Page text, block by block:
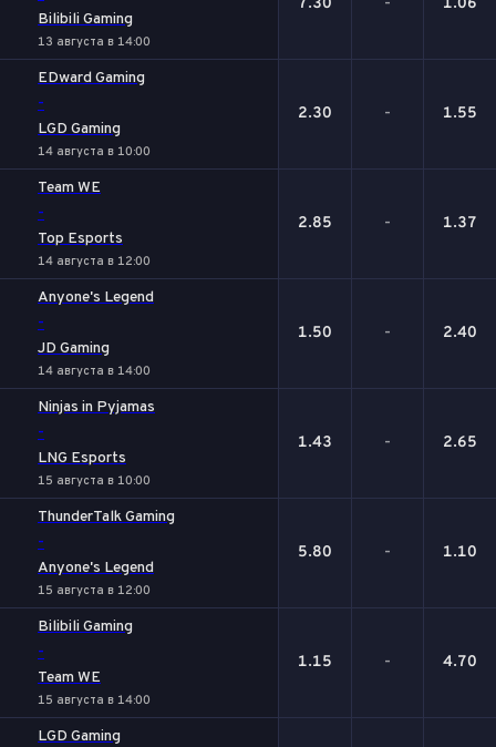
Bilibili Gaming
13 августа в 14:00
7.30 - 1.06
EDward Gaming
-
LGD Gaming
14 августа в 10:00
2.30 - 1.55
Team WE
-
Top Esports
14 августа в 12:00
2.85 - 1.37
Anyone's Legend
-
JD Gaming
14 августа в 14:00
1.50 - 2.40
Ninjas in Pyjamas
-
LNG Esports
15 августа в 10:00
1.43 - 2.65
ThunderTalk Gaming
-
Anyone's Legend
15 августа в 12:00
5.80 - 1.10
Bilibili Gaming
-
Team WE
15 августа в 14:00
1.15 - 4.70
LGD Gaming